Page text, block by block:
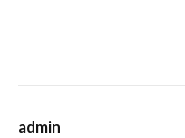
admin